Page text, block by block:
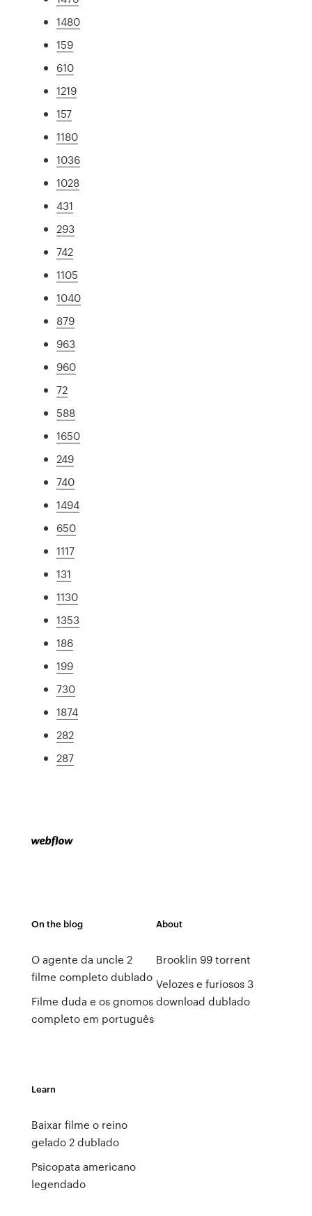
1480
159
610
1219
157
1180
1036
1028
431
293
742
1105
1040
879
963
960
72
588
1650
249
740
1494
650
1117
131
1130
1353
186
199
730
1874
282
287
On the blog
O agente da uncle 2
filme completo dublado
Filme duda e os gnomos
completo em português
About
Brooklin 99 torrent
Velozes e furiosos 3
download dublado
Learn
Baixar filme o reino
gelado 2 dublado
Psicopata americano
legendado